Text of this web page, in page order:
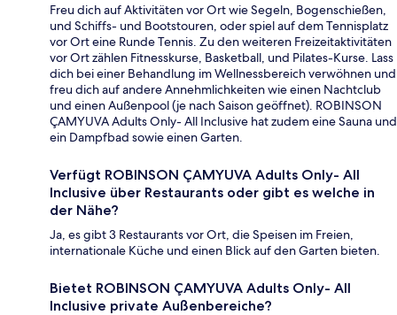
Freu dich auf Aktivitäten vor Ort wie Segeln, Bogenschießen,
und Schiffs- und Bootstouren, oder spiel auf dem Tennisplatz
vor Ort eine Runde Tennis. Zu den weiteren Freizeitaktivitäten
vor Ort zählen Fitnesskurse, Basketball, und Pilates-Kurse. Lass
dich bei einer Behandlung im Wellnessbereich verwöhnen und
freu dich auf andere Annehmlichkeiten wie einen Nachtclub
und einen Außenpool (je nach Saison geöffnet). ROBINSON
ÇAMYUVA Adults Only- All Inclusive hat zudem eine Sauna und
ein Dampfbad sowie einen Garten.
Verfügt ROBINSON ÇAMYUVA Adults Only- All
Inclusive über Restaurants oder gibt es welche in
der Nähe?
Ja, es gibt 3 Restaurants vor Ort, die Speisen im Freien,
internationale Küche und einen Blick auf den Garten bieten.
Bietet ROBINSON ÇAMYUVA Adults Only- All
Inclusive private Außenbereiche?